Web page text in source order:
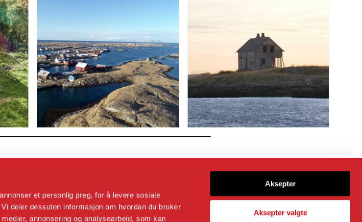
et personlig preg, for å levere sosiale
deler dessuten informasjon om hvordan du bruker
annonsering og analysearbeid, som kan
Aksepter
Aksepter valgte